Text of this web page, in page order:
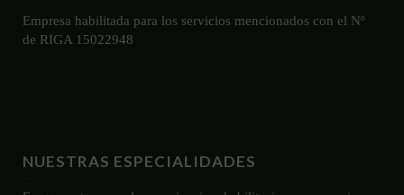
Empresa habilitada para los servicios mencionados con el Nº
de RIGA 15022948
NUESTRAS ESPECIALIDADES